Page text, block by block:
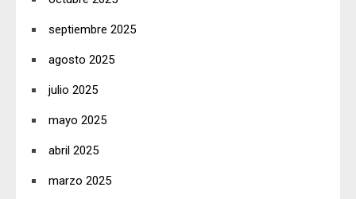
septiembre 2025
agosto 2025
julio 2025
mayo 2025
abril 2025
marzo 2025